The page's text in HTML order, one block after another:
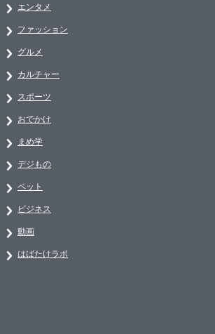
エンタメ
ファッション
グルメ
カルチャー
スポーツ
おでかけ
まめ学
デジもの
ペット
ビジネス
動画
はばたけラボ